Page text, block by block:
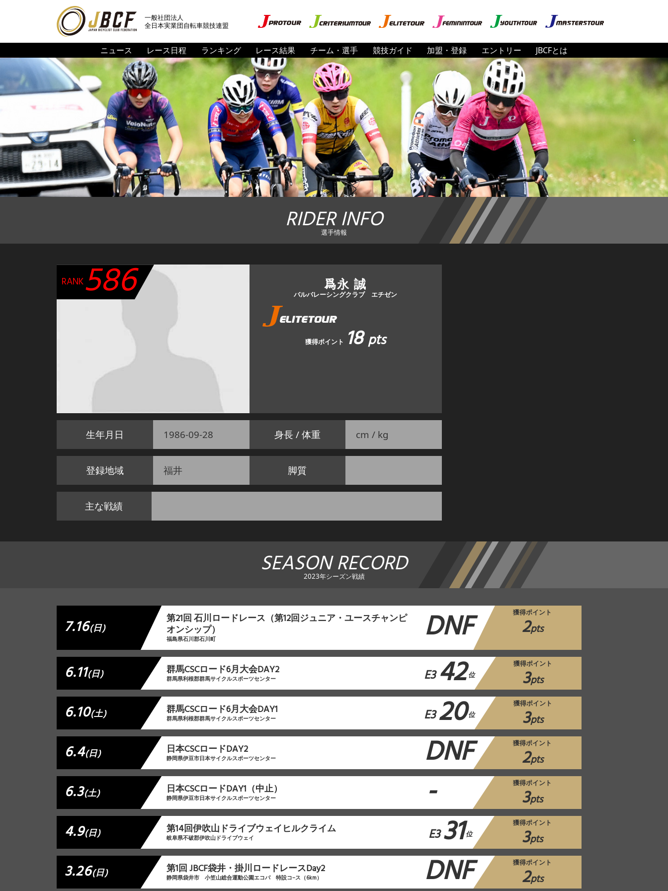
一般社団法人
全日本実業団自転車競技連盟
ニュース レース日程 ランキング レース結果 チーム・選手 競技ガイド 加盟・登録 エントリー JBCFとは
RIDER INFO
選手情報
RANK586 爲永 誠
バルバレーシングクラブ エチゼン
獲得ポイント 18pts
生年月日 1986-09-28 身長 / 体重 cm / kg
登録地域 福井 脚質
主な戦績
SEASON RECORD
2023年シーズン戦績
7.16(日)
第21回 石川ロードレース（第12回ジュニア・ユースチャンピ
オンシップ）
福島県石川郡石川町 DNF 獲得ポイント
2pts
6.11(日) 群馬CSCロード6月大会DAY2
群馬県利根郡群馬サイクルスポーツセンター E3 42 位
獲得ポイント
3pts
6.10(土) 群馬CSCロード6月大会DAY1
群馬県利根郡群馬サイクルスポーツセンター E320位
獲得ポイント
3pts
6.4(日) 日本CSCロードDAY2
静岡県伊豆市日本サイクルスポーツセンター DNF 獲得ポイント
2pts
6.3(土) 日本CSCロードDAY1（中止）
静岡県伊豆市日本サイクルスポーツセンター - 獲得ポイント
3pts
4.9(日) 第14回伊吹山ドライブウェイヒルクライム
岐阜県不破郡伊吹山ドライブウェイ E3 31 位
獲得ポイント
3pts
3.26(日) 第1回 JBCF袋井・掛川ロードレースDay2
静岡県袋井市 小笠山総合運動公園エコパ 特設コ–ス（6km） DNF 獲得ポイント
2pts